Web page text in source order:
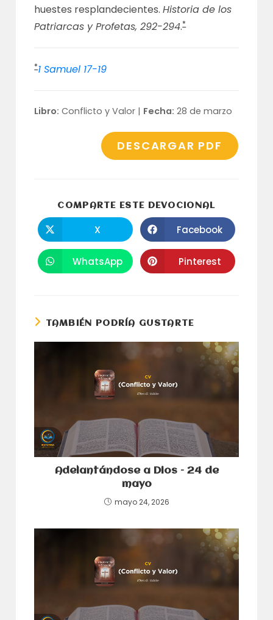
huestes resplandecientes.Historia de los
Patriarcas y Profetas, 292-294.*
*1 Samuel 17-19
Libro: Conflicto y Valor | Fecha: 28 de marzo
DESCARGAR PDF
COMPARTE ESTE DEVOCIONAL
abre
en
una
nueva
ventana
X Se
abre
en
una
nueva
ventana
Facebook
Se
abre
WhatsApp Se
abre
Pinterest
TAMBIÉN PODRÍA GUSTARTE
Adelantándose a Dios – 24 de
mayo
mayo 24, 2026